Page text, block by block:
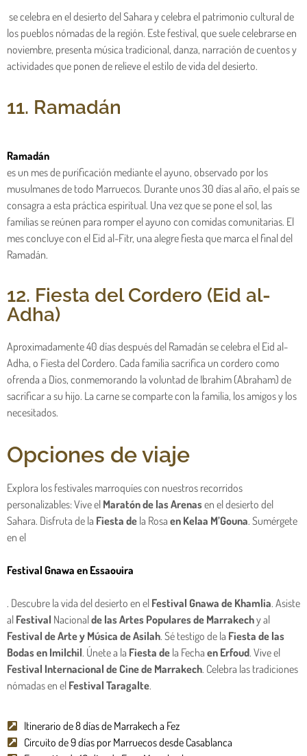
se celebra en el desierto del Sahara y celebra el patrimonio cultural de
los pueblos nómadas de la región. Este festival, que suele celebrarse en
noviembre, presenta música tradicional, danza, narración de cuentos y
actividades que ponen de relieve el estilo de vida del desierto.
11. Ramadán
Ramadán
es un mes de purificación mediante el ayuno, observado por los
musulmanes de todo Marruecos. Durante unos 30 días al año, el país se
consagra a esta práctica espiritual. Una vez que se pone el sol, las
familias se reúnen para romper el ayuno con comidas comunitarias. El
mes concluye con el Eid al-Fitr, una alegre fiesta que marca el final del
Ramadán.
12. Fiesta del Cordero (Eid al-
Adha)
Aproximadamente 40 días después del Ramadán se celebra el Eid al-
Adha, o Fiesta del Cordero. Cada familia sacrifica un cordero como
ofrenda a Dios, conmemorando la voluntad de Ibrahim (Abraham) de
sacrificar a su hijo. La carne se comparte con la familia, los amigos y los
necesitados.
Opciones de viaje
Explora los festivales marroquíes con nuestros recorridos
personalizables: Vive el Maratón de las Arenasen el desierto del
Sahara. Disfruta de la Fiesta de la Rosa en Kelaa M’Gouna. Sumérgete
en el
Festival Gnawa en Essaouira
. Descubre la vida del desierto en el Festival Gnawa de Khamlia. Asiste
al Festival Nacionalde las Artes Populares de Marrakechy al
Festival de Arte y Música de Asilah. Sé testigo de la Fiesta de las
Bodas en Imilchil. Únete a la Fiesta de la Fecha en Erfoud. Vive el
Festival Internacional de Cine de Marrakech. Celebra las tradiciones
nómadas en el Festival Taragalte.
Itinerario de 8 días de Marrakech a Fez
Circuito de 9 días por Marruecos desde Casablanca